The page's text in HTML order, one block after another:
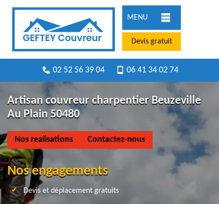
MENU
Devis gratuit
02 52 56 39 04 06 41 34 02 74
Artisan couvreur charpentier Beuzeville
Au Plain 50480
Nos realisations Contactez-nous
Nos engagements
Devis et déplacement gratuits